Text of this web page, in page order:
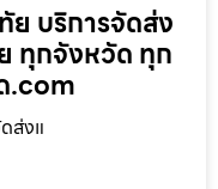
ย บริการจัดส่ง
ทุกจังหวัด ทุก
.com
ส่งแ